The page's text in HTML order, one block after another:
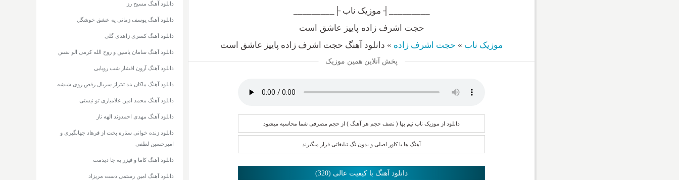
_________┤ موزیک ناب ├_________
حجت اشرف زاده پاییز عاشق است
موزیک ناب » حجت اشرف زاده » دانلود آهنگ حجت اشرف زاده پاییز عاشق است
پخش آنلاین همین موزیک
دانلود از موزیک ناب نیم بها ( نصف حجم هر آهنگ ) از حجم مصرفی شما محاسبه میشود
آهنگ ها با کاور اصلی و بدون تگ تبلیغاتی قرار میگیرند
دانلود آهنگ با کیفیت عالی (320)
دانلود آهنگ مسیح رز
دانلود آهنگ یوسف زمانی یه عشق خوشگل
دانلود آهنگ کسری زاهدی گلی
دانلود آهنگ سامان یاسین و روح الله کرمی الو نفس
دانلود آهنگ آرون افشار شب رویایی
دانلود آهنگ ماکان بند تیتراژ سریال رقص روی شیشه
دانلود آهنگ محمد امین غلامیاری تو نیستی
دانلود آهنگ مهدی احمدوند الهه ناز
دانلود زنده خوانی ستاره بخت از فرهاد جهانگیری و
امیرحسین لطفی
دانلود آهنگ کاما و فیزر یه جا دیدمت
دانلود آهنگ امین رستمی دست مریزاد